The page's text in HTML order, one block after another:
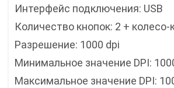
Интерфейс подключения: USB
Количество кнопок: 2 + колесо-
Разрешение: 1000 dpi
Минимальное значение DPI:
Максимальное значение DPI: